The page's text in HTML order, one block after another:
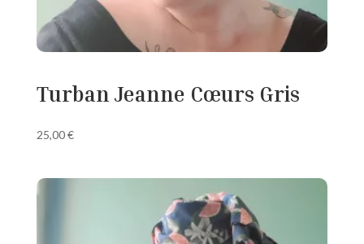
Turban Jeanne Cœurs Gris
25,00€